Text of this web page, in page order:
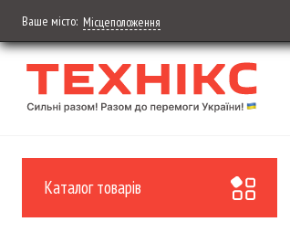
Ваше місто: Місцеположення
Каталог товарів